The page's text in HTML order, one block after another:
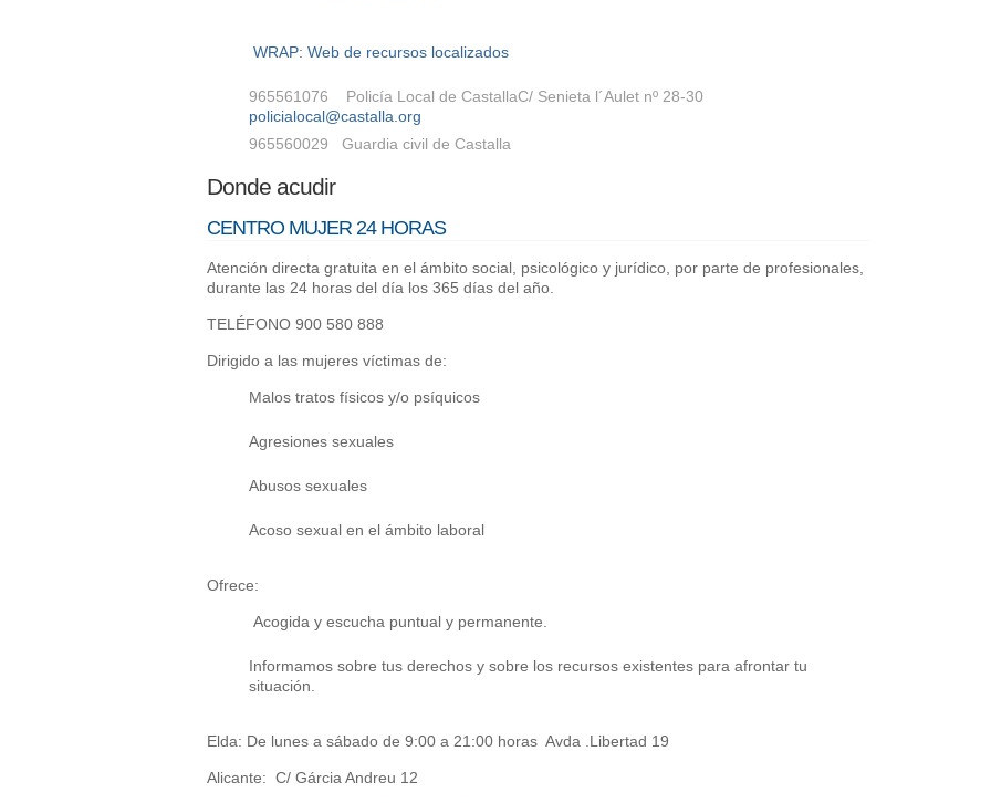
WRAP: Web de recursos localizados
965561076 Policía Local de CastallaC/ Senieta l´Aulet nº 28-30
policialocal@castalla.org
965560029 Guardia civil de Castalla
Donde acudir
CENTRO MUJER 24 HORAS
Atención directa gratuita en el ámbito social, psicológico y jurídico, por parte de profesionales,
durante las 24 horas del día los 365 días del año.
TELÉFONO 900 580 888
Dirigido a las mujeres víctimas de:
Malos tratos físicos y/o psíquicos
Agresiones sexuales
Abusos sexuales
Acoso sexual en el ámbito laboral
Ofrece:
Acogida y escucha puntual y permanente.
Informamos sobre tus derechos y sobre los recursos existentes para afrontar tu
situación.
Elda: De lunes a sábado de 9:00 a 21:00 horas Avda .Libertad 19
Alicante: C/ Gárcia Andreu 12